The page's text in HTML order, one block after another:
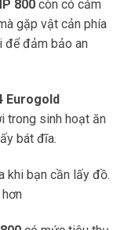
800 còn có cảm
gặp vật cản phía
để đảm bảo an
Eurogold
trong sinh hoạt ăn
bát đĩa.
khi bạn cần lấy đồ.